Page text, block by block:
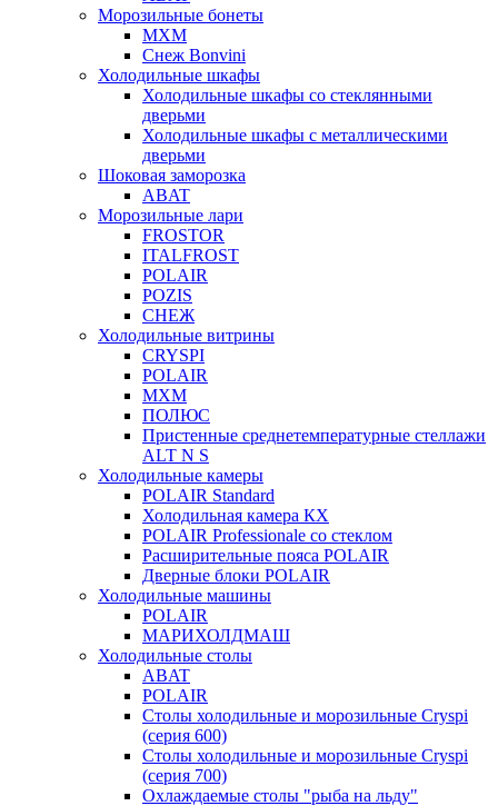
Морозильные бонеты
МХМ
Снеж Bonvini
Холодильные шкафы
Холодильные шкафы cо стеклянными
дверьми
Холодильные шкафы с металлическими
дверьми
Шоковая заморозка
ABAT
Морозильные лари
FROSTOR
ITALFROST
POLAIR
POZIS
СНЕЖ
Холодильные витрины
CRYSPI
POLAIR
МХМ
ПОЛЮС
Пристенные среднетемпературные стеллажи
ALT N S
Холодильные камеры
POLAIR Standard
Холодильная камера КХ
POLAIR Professionale со стеклом
Расширительные пояса POLAIR
Дверные блоки POLAIR
Холодильные машины
POLAIR
МАРИХОЛДМАШ
Холодильные столы
ABAT
POLAIR
Столы холодильные и морозильные Cryspi
(серия 600)
Столы холодильные и морозильные Cryspi
(серия 700)
Охлаждаемые столы "рыба на льду"